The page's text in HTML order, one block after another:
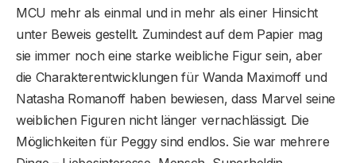
MCU mehr als einmal und in mehr als einer Hinsicht
unter Beweis gestellt. Zumindest auf dem Papier mag
sie immer noch eine starke weibliche Figur sein, aber
die Charakterentwicklungen für Wanda Maximoff und
Natasha Romanoff haben bewiesen, dass Marvel seine
weiblichen Figuren nicht länger vernachlässigt. Die
Möglichkeiten für Peggy sind endlos. Sie war mehrere